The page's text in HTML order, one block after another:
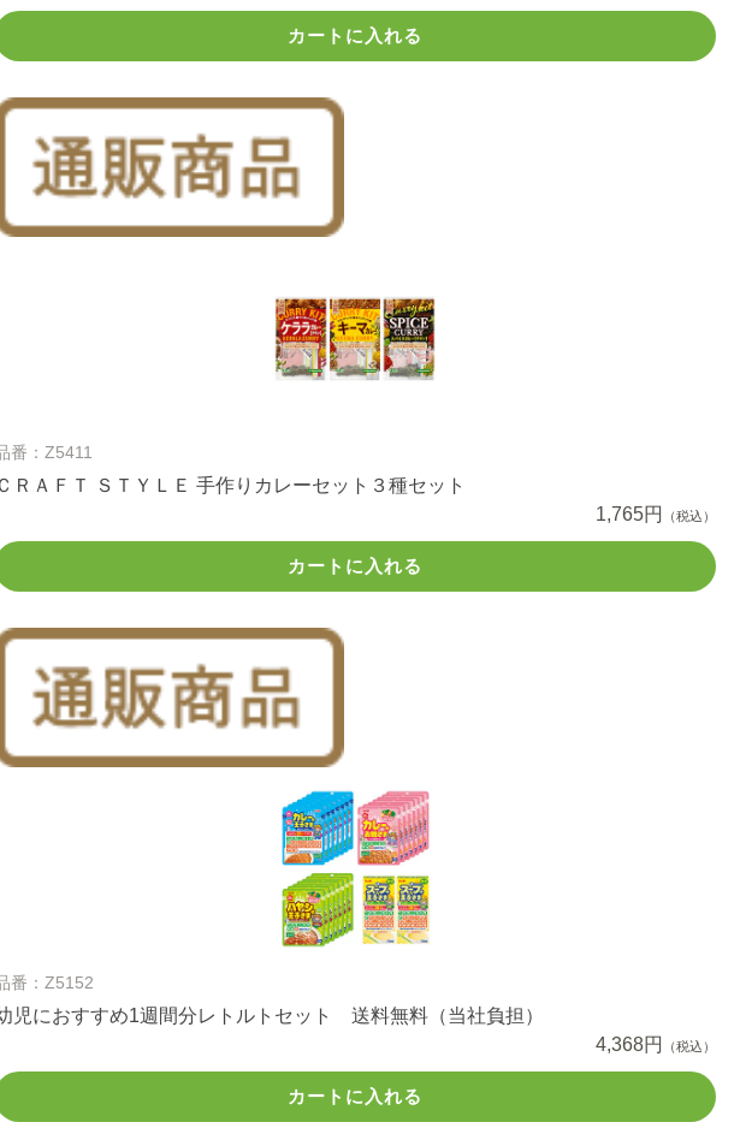
カートに入れる
番：Z5411
ＲＡＦＴ ＳＴＹＬＥ 手作りカレーセット３種セット
1,765円
（税込）
カートに入れる
番：Z5152
児におすすめ1週間分レトルトセット 送料無料（当社負担）
4,368円
（税込）
カートに入れる